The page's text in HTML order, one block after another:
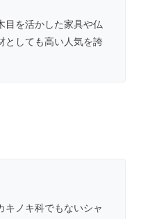
目を活かした家具や仏
としても高い人気を誇
キノキ科でもないシャ